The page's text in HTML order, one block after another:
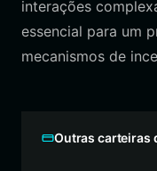
interações
essencial para um
mecanismos de
Outras carteiras